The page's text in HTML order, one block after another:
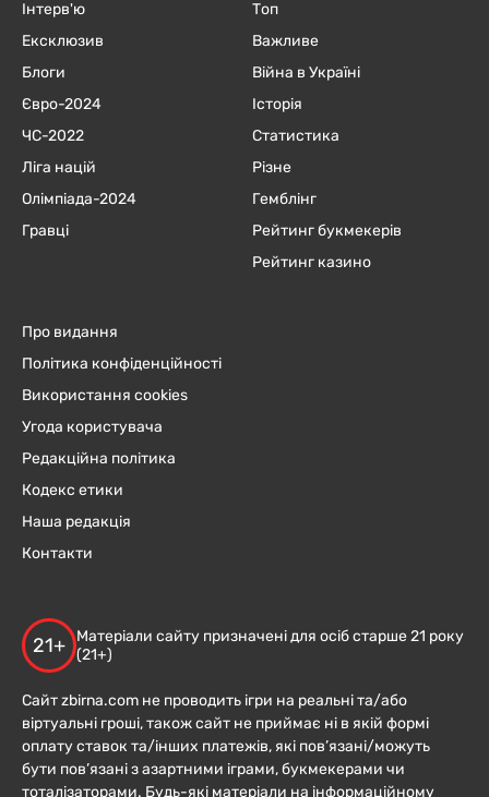
Інтерв'ю
Ексклюзив
Блоги
Євро-2024
ЧC-2022
Ліга націй
Олімпіада-2024
Гравці
Топ
Важливе
Війна в Україні
Історія
Статистика
Різне
Гемблінг
Рейтинг букмекерів
Рейтинг казино
Про видання
Політика конфіденційності
Використання cookies
Угода користувача
Редакційна політика
Кодекс етики
Наша редакція
Контакти
21+
Матеріали сайту призначені для осіб старше 21 року
(21+)
Сайт zbirna.com не проводить ігри на реальні та/або
віртуальні гроші, також сайт не приймає ні в якій формі
оплату ставок та/інших платежів, які пов’язані/можуть
бути пов’язані з азартними іграми, букмекерами чи
тоталізаторами. Будь-які матеріали на інформаційному